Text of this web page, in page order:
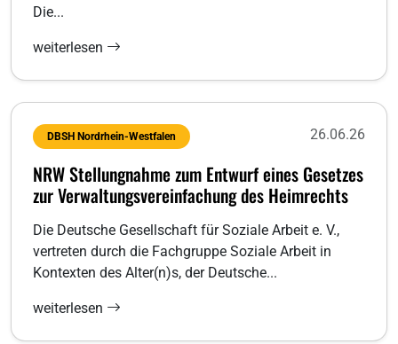
Die...
weiterlesen
DBSH Nordrhein-Westfalen 26.06.26
NRW Stellungnahme zum Entwurf eines Gesetzes
zur Verwaltungsvereinfachung des Heimrechts
Die Deutsche Gesellschaft für Soziale Arbeit e. V.,
vertreten durch die Fachgruppe Soziale Arbeit in
Kontexten des Alter(n)s, der Deutsche...
weiterlesen